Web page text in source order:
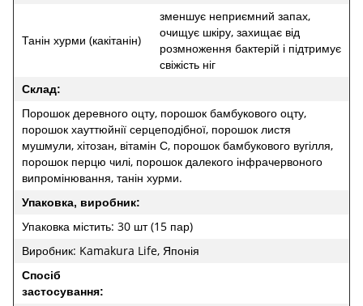
Танін хурми (какітанін)
зменшує неприємний запах,
очищує шкіру, захищає від
розмноження бактерій і підтримує
свіжість ніг
Склад:
Порошок деревного оцту, порошок бамбукового оцту,
порошок хауттюйнії серцеподібної, порошок листя
мушмули, хітозан, вітамін С, порошок бамбукового вугілля,
порошок перцю чилі, порошок далекого інфрачервоного
випромінювання, танін хурми.
Упаковка, виробник:
Упаковка містить: 30 шт (15 пар)
Виробник: Kamakura Life, Японія
Спосіб
застосування: